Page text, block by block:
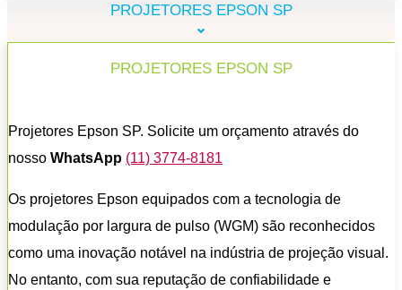
PROJETORES EPSON SP
PROJETORES EPSON SP
Projetores Epson SP. Solicite um orçamento através do
nosso WhatsApp (11) 3774-8181
Os projetores Epson equipados com a tecnologia de
modulação por largura de pulso (WGM) são reconhecidos
como uma inovação notável na indústria de projeção visual.
No entanto, com sua reputação de confiabilidade e